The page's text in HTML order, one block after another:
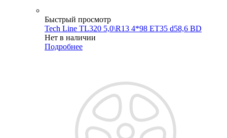
Быстрый просмотр
Tech Line TL320 5,0\R13 4*98 ET35 d58,6 BD
Нет в наличии
Подробнее